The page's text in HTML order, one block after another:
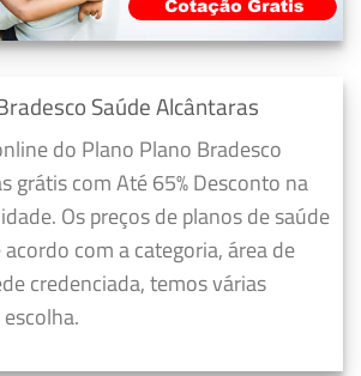
Saúde Alcântaras
do Plano Plano Bradesco
grátis com Até 65% Desconto na
Os preços de planos de saúde
com a categoria, área de
credenciada, temos várias